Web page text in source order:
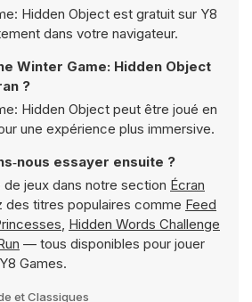
Hidden Object est gratuit sur Y8
dans votre navigateur.
Winter Game: Hidden Object
?
Hidden Object peut être joué en
une expérience plus immersive.
essayer ensuite ?
de jeux dans notre section Écran
des titres populaires comme Feed
, Hidden Words Challenge
— tous disponibles pour jouer
Games.
et Classiques